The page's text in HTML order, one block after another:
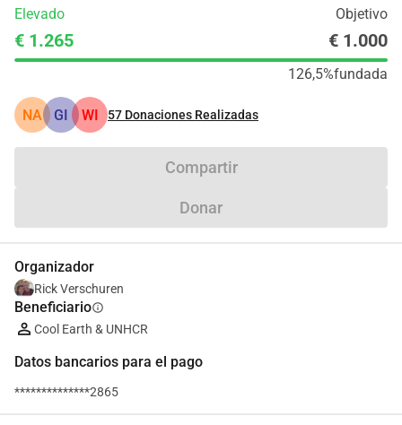
Elevado Objetivo
€ 1.265 € 1.000
126,5%fundada
NA GI WI 57 Donaciones Realizadas
Compartir
Donar
Organizador
Rick Verschuren
Beneficiarioinfo
Cool Earth & UNHCR
Datos bancarios para el pago
**************2865